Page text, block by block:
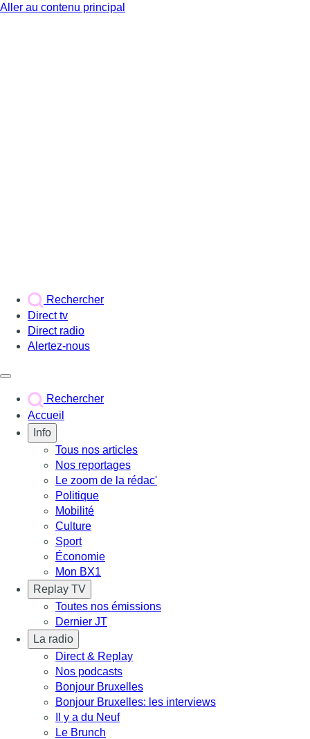
Aller au contenu principal
Rechercher
Direct tv
Direct radio
Alertez-nous
Rechercher
Accueil
Info
Tous nos articles
Nos reportages
Le zoom de la rédac'
Politique
Mobilité
Culture
Sport
Économie
Mon BX1
Replay TV
Toutes nos émissions
Dernier JT
La radio
Direct & Replay
Nos podcasts
Bonjour Bruxelles
Bonjour Bruxelles: les interviews
Il y a du Neuf
Le Brunch